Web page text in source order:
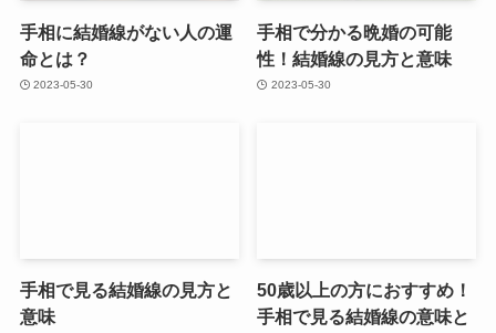
手相に結婚線がない人の運
命とは？
2023-05-30
手相で分かる晩婚の可能
性！結婚線の見方と意味
2023-05-30
手相で見る結婚線の見方と
意味
50歳以上の方におすすめ！
手相で見る結婚線の意味と